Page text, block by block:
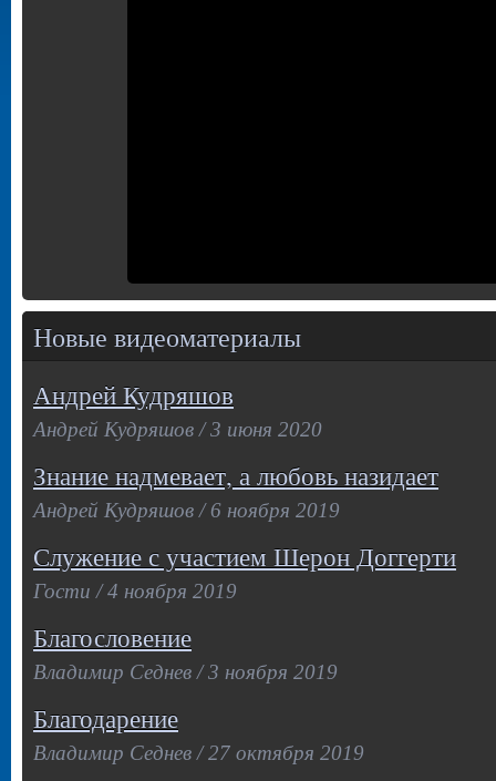
Новые видеоматериалы
Андрей Кудряшов
Андрей Кудряшов / 3 июня 2020
Знание надмевает, а любовь назидает
Андрей Кудряшов / 6 ноября 2019
Служение с участием Шерон Доггерти
Гости / 4 ноября 2019
Благословение
Владимир Седнев / 3 ноября 2019
Благодарение
Владимир Седнев / 27 октября 2019